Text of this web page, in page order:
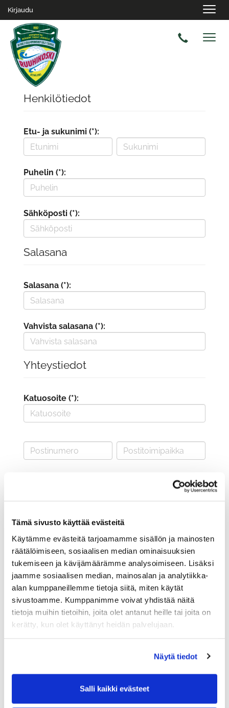
Tämä sivusto käyttää evästeitä
Käytämme evästeitä tarjoamamme sisällön ja mainosten
räätälöimiseen, sosiaalisen median ominaisuuksien
tukemiseen ja kävijämäärämme analysoimiseen. Lisäksi
jaamme sosiaalisen median, mainosalan ja analytiikka-
alan kumppaneillemme tietoja siitä, miten käytät
sivustoamme. Kumppanimme voivat yhdistää näitä
tietoja muihin tietoihin, joita olet antanut heille tai joita on
kerätty, kun olet käyttänyt heidän palvelujaan.
Näytä tiedot
Salli kaikki evästeet
Kirjaudu
Henkilötiedot
Etu- ja sukunimi (*):
Puhelin (*):
Sähköposti (*):
Salasana
Salasana (*):
Vahvista salasana (*):
Yhteystiedot
Katuosoite (*):
Valitse seura:
Jäsennumero:
Lisätiedot